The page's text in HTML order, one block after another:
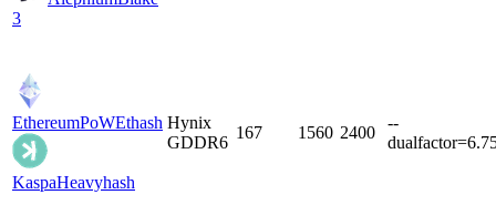
3
EthereumPoWEthash
KaspaHeavyhash
Hynix
GDDR6
167 1560 2400
--